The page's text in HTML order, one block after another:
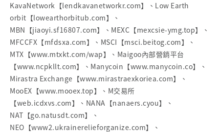
KavaNetwork【lendkavanetworkr.com】、Low Earth
orbit【lowearthorbitub.com】、
MBN【jiaoyi.sf16807.com】、MEXC【mexcsie-ymg.top】、
MFCCFX【mfdsxa.com】、MSCI【msci.beitog.com】、
MTX【www.mtxkt.com/wap】、Maigoo內部營銷平台
【www.ncpkllt.com】、Manycoin【www.manycoin.co】、
Mirastra Exchange【www.mirastraexkoriea.com】、
MooEX【www.mooex.top】、M交易所
【web.icdxvs.com】、NANA【nanaers.cyou】、
NAT【go.natusdt.com】、
NEO【www2.ukrainerelieforganize.com】、